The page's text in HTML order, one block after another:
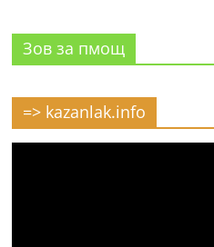
Зов за пмощ
=> kazanlak.info